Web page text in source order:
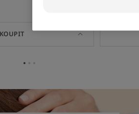
KOUPIT
položku
položku
položku
3